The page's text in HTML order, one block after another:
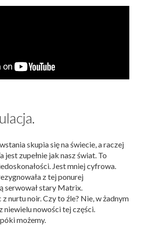
skupia się na świecie, a raczej
jest zupełnie jak nasz świat. To
Jest mniej cyfrowa.
z tej ponurej
serwował stary Matrix.
nurtu noir. Czy to źle? Nie, w żadnym
niewielu nowości tej części.
możemy.